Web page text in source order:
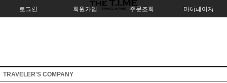
로그인 회원가입 주문조회 마이페이지
TRAVELER'S COMPANY